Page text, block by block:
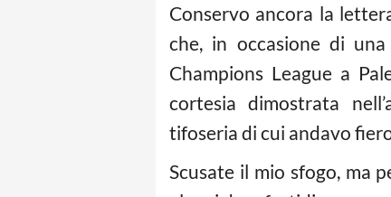
Conservo ancora la
che, in occasione di
Champions League a
cortesia dimostrata
tifoseria di cui andavo
Scusate il mio sfogo, ma